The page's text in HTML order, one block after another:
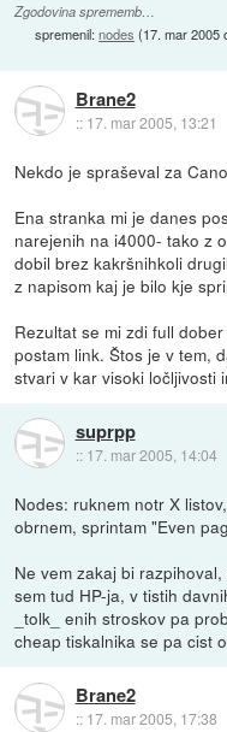
Zgodovina sprememb…
spremenil:nodes (17. mar 2005
Brane2
:: 17. mar 2005, 13:21
Nekdo je spraševal za
Ena stranka mi je danes
narejenih na i4000- tako z
dobil brez kakršnihkoli
z napisom kaj je bilo kje
Rezultat se mi zdi full
postam link. Štos je v tem,
stvari v kar visoki ločljivosti
suprpp
:: 17. mar 2005, 14:04
Nodes: ruknem notr X
obrnem, sprintam "Even
Ne vem zakaj bi
sem tud HP-ja, v tistih
_tolk_ enih stroskov pa
cheap tiskalnika se pa cist
Brane2
:: 17. mar 2005, 17:38